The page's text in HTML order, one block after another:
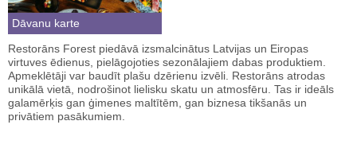
Dāvanu karte
Restorāns Forest piedāvā izsmalcinātus Latvijas un Eiropas
virtuves ēdienus, pielāgojoties sezonālajiem dabas produktiem.
Apmeklētāji var baudīt plašu dzērienu izvēli. Restorāns atrodas
unikālā vietā, nodrošinot lielisku skatu un atmosfēru. Tas ir ideāls
galamērķis gan ģimenes maltītēm, gan biznesa tikšanās un
privātiem pasākumiem.